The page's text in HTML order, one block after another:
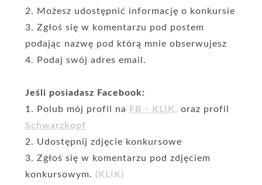
2. Możesz udostępnić informację o konkursie
3. Zgłoś się w komentarzu pod postem
podając nazwę pod którą mnie obserwujesz
4. Podaj swój adres email.
Jeśli posiadasz Facebook:
1. Polub mój profil na
FB - KLIK, oraz profil
Schwarzkopf
2. Udostępnij zdjęcie konkursowe
3. Zgłoś się w komentarzu pod zdjęciem
konkursowym. (KLIK)